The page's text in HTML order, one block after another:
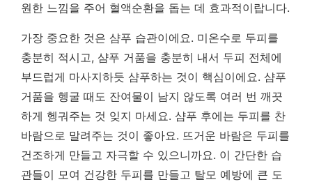
원한 느낌을 주어 혈액순환을 돕는 데 효과적이랍니다.
가장 중요한 것은 샴푸 습관이에요. 미온수로 두피를
충분히 적시고, 샴푸 거품을 충분히 내서 두피 전체에
부드럽게 마사지하듯 샴푸하는 것이 핵심이에요. 샴푸
거품을 헹굴 때도 잔여물이 남지 않도록 여러 번 깨끗
하게 헹궈주는 것 잊지 마세요. 샴푸 후에는 두피를 찬
바람으로 말려주는 것이 좋아요. 뜨거운 바람은 두피를
건조하게 만들고 자극할 수 있으니까요. 이 간단한 습
관들이 모여 건강한 두피를 만들고 탈모 예방에 큰 도